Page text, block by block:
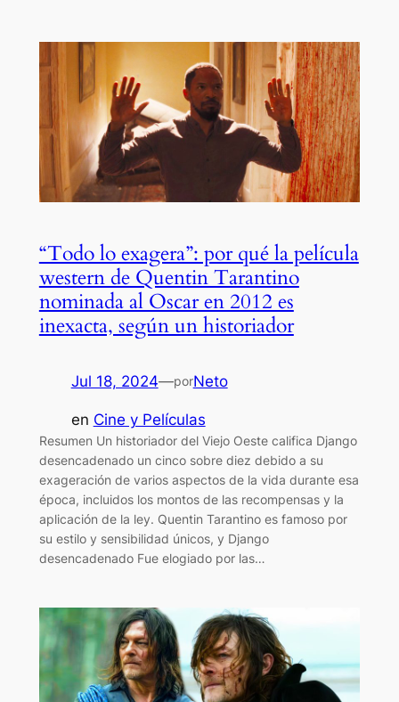
“Todo lo exagera”: por qué la película
western de Quentin Tarantino
nominada al Oscar en 2012 es
inexacta, según un historiador
Jul 18, 2024—porNeto
en Cine y Películas
Resumen Un historiador del Viejo Oeste califica Django
desencadenado un cinco sobre diez debido a su
exageración de varios aspectos de la vida durante esa
época, incluidos los montos de las recompensas y la
aplicación de la ley. Quentin Tarantino es famoso por
su estilo y sensibilidad únicos, y Django
desencadenado Fue elogiado por las…